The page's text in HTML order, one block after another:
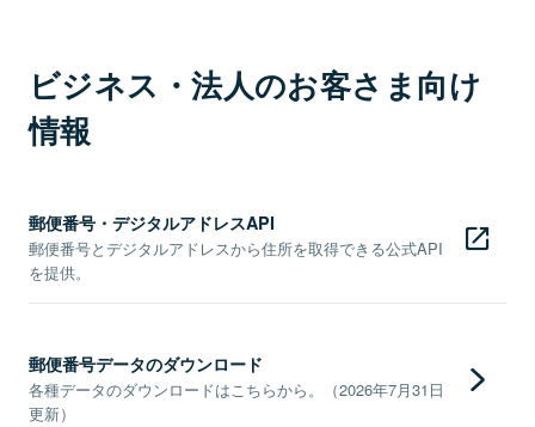
ビジネス・法人のお客さま向け
情報
郵便番号・デジタルアドレスAPI
郵便番号とデジタルアドレスから住所を取得できる公式API
を提供。
郵便番号データのダウンロード
各種データのダウンロードはこちらから。（2026年7月31日
更新）